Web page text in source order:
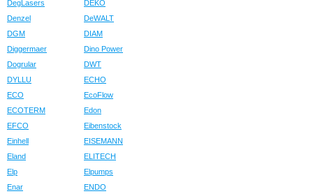
DegLasers
DEKO
Denzel
DeWALT
DGM
DIAM
Diggermaer
Dino Power
Dogrular
DWT
DYLLU
ECHO
ECO
EcoFlow
ECOTERM
Edon
EFCO
Eibenstock
Einhell
EISEMANN
Eland
ELITECH
Elp
Elpumps
Enar
ENDO